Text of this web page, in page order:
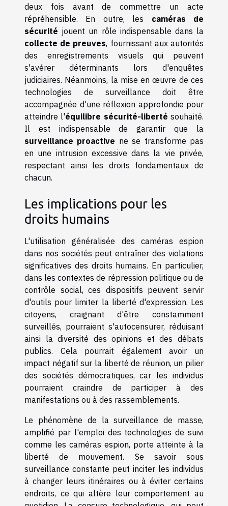
deux fois avant de commettre un acte
répréhensible. En outre, les caméras de
sécurité jouent un rôle indispensable dans la
collecte de preuves, fournissant aux autorités
des enregistrements visuels qui peuvent
s'avérer déterminants lors d'enquêtes
judiciaires. Néanmoins, la mise en œuvre de ces
technologies de surveillance doit être
accompagnée d'une réflexion approfondie pour
atteindre l'équilibre sécurité-liberté souhaité.
Il est indispensable de garantir que la
surveillance proactive ne se transforme pas
en une intrusion excessive dans la vie privée,
respectant ainsi les droits fondamentaux de
chacun.
Les implications pour les
droits humains
L'utilisation généralisée des caméras espion
dans nos sociétés peut entraîner des violations
significatives des droits humains. En particulier,
dans les contextes de répression politique ou de
contrôle social, ces dispositifs peuvent servir
d'outils pour limiter la liberté d'expression. Les
citoyens, craignant d'être constamment
surveillés, pourraient s'autocensurer, réduisant
ainsi la diversité des opinions et des débats
publics. Cela pourrait également avoir un
impact négatif sur la liberté de réunion, un pilier
des sociétés démocratiques, car les individus
pourraient craindre de participer à des
manifestations ou à des rassemblements.
Le phénomène de la surveillance de masse,
amplifié par l'emploi des technologies de suivi
comme les caméras espion, porte atteinte à la
liberté de mouvement. Se savoir sous
surveillance constante peut inciter les individus
à changer leurs itinéraires ou à éviter certains
endroits, ce qui altère leur comportement au